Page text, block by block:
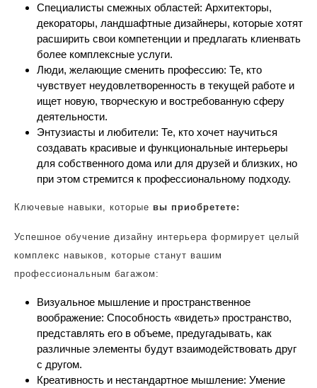
Специалисты смежных областей: Архитекторы,
декораторы, ландшафтные дизайнеры, которые хотят
расширить свои компетенции и предлагать клиенвать
более комплексные услуги.
Люди, желающие сменить профессию: Те, кто
чувствует неудовлетворенность в текущей работе и
ищет новую, творческую и востребованную сферу
деятельности.
Энтузиасты и любители: Те, кто хочет научиться
создавать красивые и функциональные интерьеры
для собственного дома или для друзей и близких, но
при этом стремится к профессиональному подходу.
Ключевые навыки, которые вы приобретете:
Успешное обучение дизайну интерьера формирует целый
комплекс навыков, которые станут вашим
профессиональным багажом:
Визуальное мышление и пространственное
воображение: Способность «видеть» пространство,
представлять его в объеме, предугадывать, как
различные элементы будут взаимодействовать друг
с другом.
Креативность и нестандартное мышление: Умение